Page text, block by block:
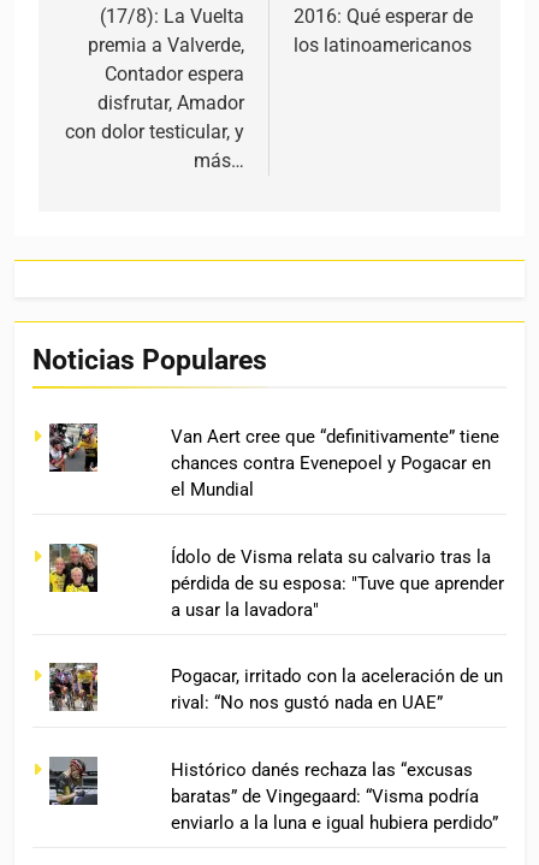
(17/8): La Vuelta
premia a Valverde,
Contador espera
disfrutar, Amador
con dolor testicular, y
más…
2016: Qué esperar de
los latinoamericanos
Noticias Populares
Van Aert cree que “definitivamente” tiene
chances contra Evenepoel y Pogacar en
el Mundial
Ídolo de Visma relata su calvario tras la
pérdida de su esposa: "Tuve que aprender
a usar la lavadora"
Pogacar, irritado con la aceleración de un
rival: “No nos gustó nada en UAE”
Histórico danés rechaza las “excusas
baratas” de Vingegaard: “Visma podría
enviarlo a la luna e igual hubiera perdido”